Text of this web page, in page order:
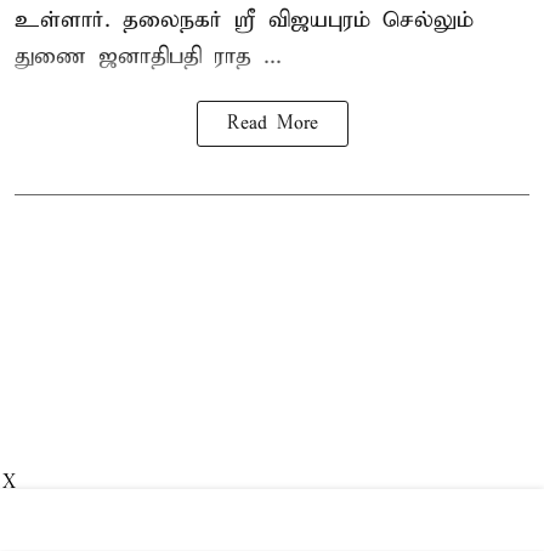
உள்ளார். தலைநகர் ஸ்ரீ விஜயபுரம் செல்லும்
துணை ஜனாதிபதி ராத ...
Read More
X